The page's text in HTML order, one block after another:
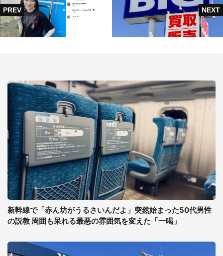
新幹線で「赤ん坊がうるさいんだよ」突然始まった50代男性
の説教 周囲も呆れる最悪の雰囲気を変えた「一喝」